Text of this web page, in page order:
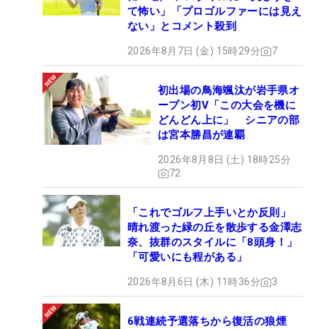
て怖い」「プロゴルファーには見え
ない」とコメント殺到
2026年8月7日 (金) 15時29分 7
初出場の鳥海颯汰が岩手県オ
ープン初V「この大会を機に
どんどん上に」 シニアの部
は宮本勝昌が連覇
2026年8月8日 (土) 18時25分
72
「これでゴルフ上手いとか反則」
晴れ渡った緑の丘を散歩する金澤志
奈、抜群のスタイルに「8頭身！」
「可愛いにも程がある」
2026年8月6日 (木) 11時36分 3
6戦連続予選落ちから復活の狼煙